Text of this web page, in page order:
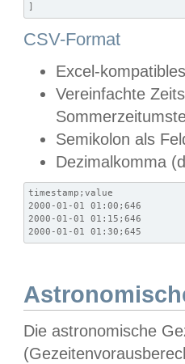
]
CSV-Format
Excel-
Vereinfachte
Semikolon als
Dezimalkomma
timestamp;value
2000-01-01 01:00;646
2000-01-01 01:15;646
2000-01-01 01:30;645
Die astronomische